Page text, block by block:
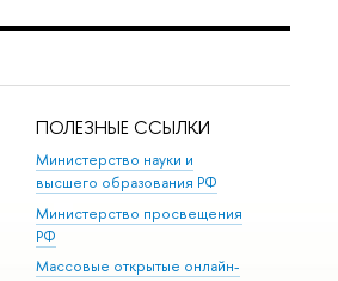
ПОЛЕЗНЫЕ ССЫЛКИ
Министерство науки и
высшего образования РФ
Министерство просвещения
РФ
Массовые открытые онлайн-